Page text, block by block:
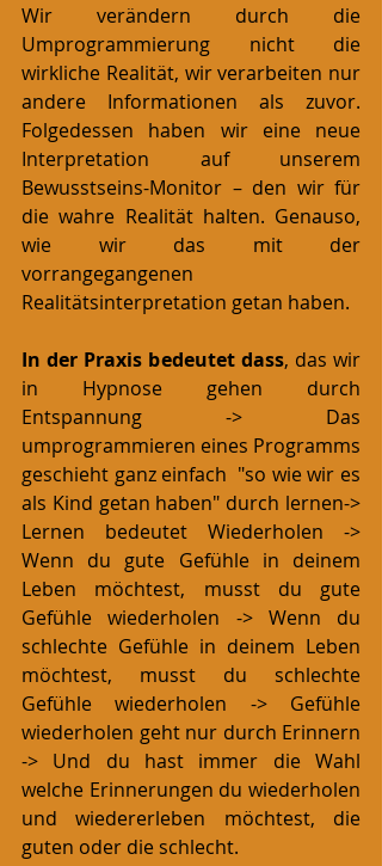
Wir verändern durch die
Umprogrammierung nicht die
wirkliche Realität, wir verarbeiten nur
andere Informationen als zuvor.
Folgedessen haben wir eine neue
Interpretation auf unserem
Bewusstseins-Monitor – den wir für
die wahre Realität halten. Genauso,
wie wir das mit der
vorrangegangenen
Realitätsinterpretation getan haben.
In der Praxis bedeutet dass, das wir
in Hypnose gehen durch
Entspannung -> Das
umprogrammieren eines Programms
geschieht ganz einfach  "so wie wir es
als Kind getan haben" durch lernen->
Lernen bedeutet Wiederholen ->
Wenn du gute Gefühle in deinem
Leben möchtest, musst du gute
Gefühle wiederholen -> Wenn du
schlechte Gefühle in deinem Leben
möchtest, musst du schlechte
Gefühle wiederholen -> Gefühle
wiederholen geht nur durch Erinnern
-> Und du hast immer die Wahl
welche Erinnerungen du wiederholen
und wiedererleben möchtest, die
guten oder die schlecht.